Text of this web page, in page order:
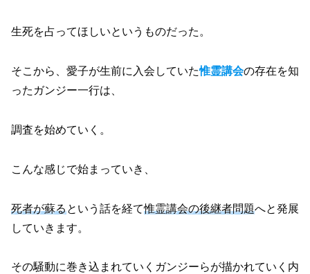
生死を占ってほしいというものだった。
そこから、愛子が生前に入会していた惟霊講会の存在を知
ったガンジー一行は、
調査を始めていく。
こんな感じで始まっていき、
死者が蘇るという話を経て惟霊講会の後継者問題へと発展
していきます。
その騒動に巻き込まれていくガンジーらが描かれていく内